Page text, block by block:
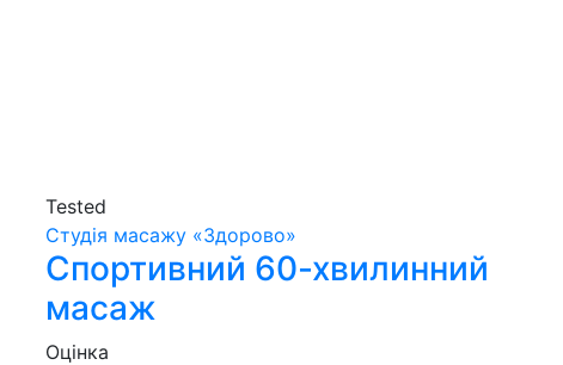
Tested
Студія масажу «‎‎Здорово»
Спортивний 60-хвилинний
масаж
Оцінка